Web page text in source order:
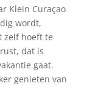
Klein Curaçao
wordt,
zelf hoeft te
dat is
gaat.
genieten van